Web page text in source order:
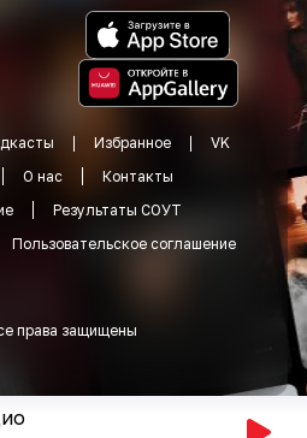
Избранное
VK
О нас
Контакты
Результаты СОУТ
Пользовательское соглашение
права защищены